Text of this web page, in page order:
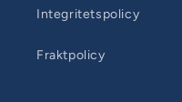
Integritetspolicy
Fraktpolicy